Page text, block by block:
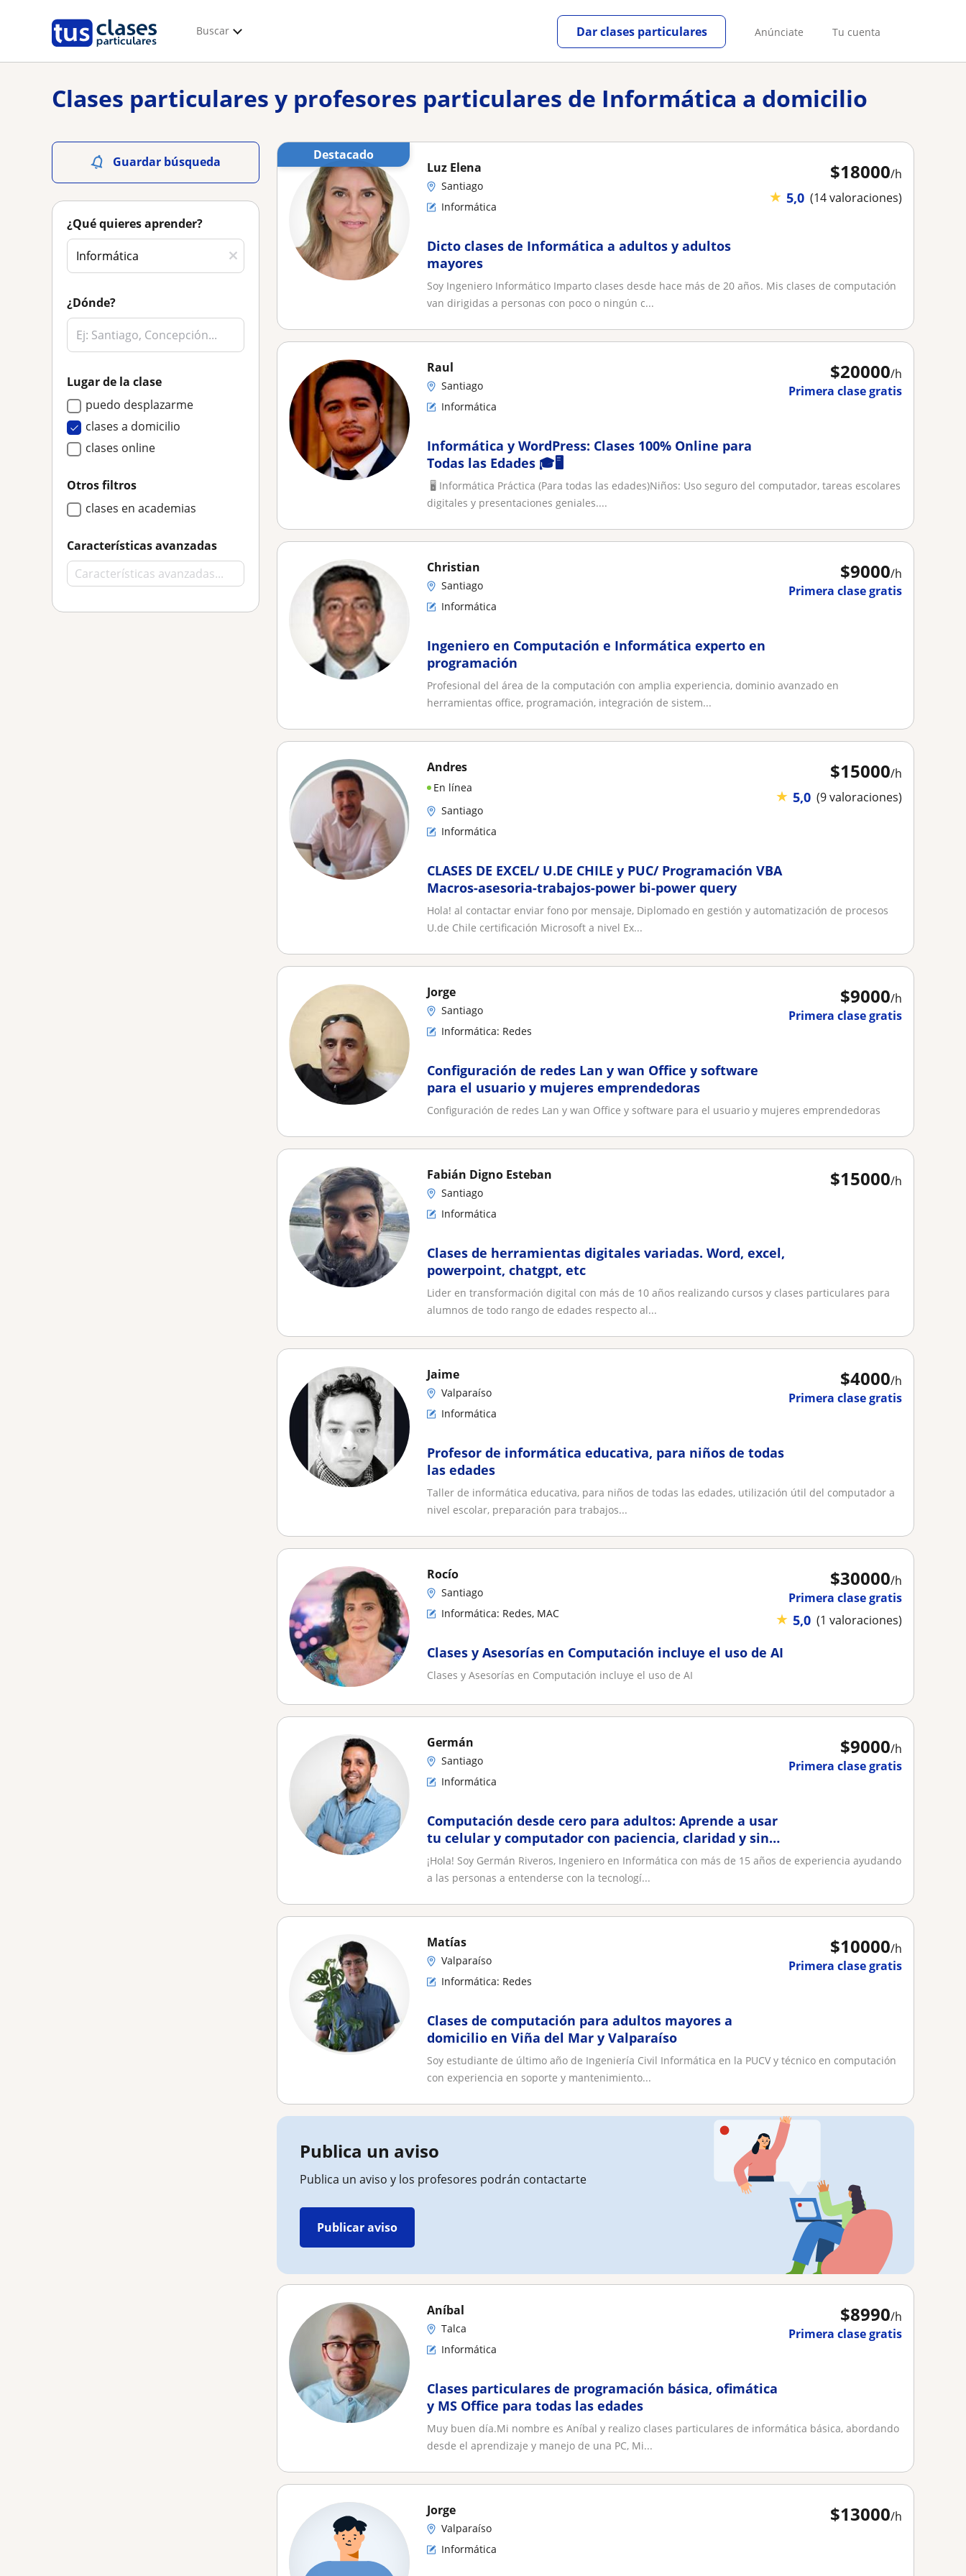
Buscar Anúnciate Tu cuenta
Dar clases particulares
Clases particulares y profesores particulares de Informática a domicilio
Guardar búsqueda
¿Qué quieres aprender?
¿Dónde?
Lugar de la clase
puedo desplazarme
clases a domicilio
clases online
Otros filtros
clases en academias
Características avanzadas
Destacado
$18000/h
★ 5,0 (14 valoraciones)
Luz Elena
Santiago
Informática
Dicto clases de Informática a adultos y adultos
mayores
Soy Ingeniero Informático Imparto clases desde hace más de 20 años. Mis clases de computación
van dirigidas a personas con poco o ningún c...
$20000/h
Primera clase gratis
Raul
Santiago
Informática
​Informática y WordPress: Clases 100% Online para
Todas las Edades 🎓🖥️
​ ​🖥️ Informática Práctica (Para todas las edades)​Niños: Uso seguro del computador, tareas escolares
digitales y presentaciones geniales....
$9000/h
Primera clase gratis
Christian
Santiago
Informática
Ingeniero en Computación e Informática experto en
programación
Profesional del área de la computación con amplia experiencia, dominio avanzado en
herramientas office, programación, integración de sistem...
$15000/h
★ 5,0 (9 valoraciones)
Andres
En línea
Santiago
Informática
CLASES DE EXCEL/ U.DE CHILE y PUC/ Programación VBA
Macros-asesoria-trabajos-power bi-power query
Hola! al contactar enviar fono por mensaje, Diplomado en gestión y automatización de procesos
U.de Chile certificación Microsoft a nivel Ex...
$9000/h
Primera clase gratis
Jorge
Santiago
Informática: Redes
Configuración de redes Lan y wan Office y software
para el usuario y mujeres emprendedoras
Configuración de redes Lan y wan Office y software para el usuario y mujeres emprendedoras
$15000/h
Fabián Digno Esteban
Santiago
Informática
Clases de herramientas digitales variadas. Word, excel,
powerpoint, chatgpt, etc
Lider en transformación digital con más de 10 años realizando cursos y clases particulares para
alumnos de todo rango de edades respecto al...
$4000/h
Primera clase gratis
Jaime
Valparaíso
Informática
Profesor de informática educativa, para niños de todas
las edades
Taller de informática educativa, para niños de todas las edades, utilización útil del computador a
nivel escolar, preparación para trabajos...
$30000/h
Primera clase gratis
★ 5,0 (1 valoraciones)
Rocío
Santiago
Informática: Redes, MAC
Clases y Asesorías en Computación incluye el uso de AI
Clases y Asesorías en Computación incluye el uso de AI
$9000/h
Primera clase gratis
Germán
Santiago
Informática
Computación desde cero para adultos: Aprende a usar
tu celular y computador con paciencia, claridad y sin
complicaciones
¡Hola! Soy Germán Riveros, Ingeniero en Informática con más de 15 años de experiencia ayudando
a las personas a entenderse con la tecnologí...
$10000/h
Primera clase gratis
Matías
Valparaíso
Informática: Redes
Clases de computación para adultos mayores a
domicilio en Viña del Mar y Valparaíso
Soy estudiante de último año de Ingeniería Civil Informática en la PUCV y técnico en computación
con experiencia en soporte y mantenimiento...
Publica un aviso
Publica un aviso y los profesores podrán contactarte
Publicar aviso
$8990/h
Primera clase gratis
Aníbal
Talca
Informática
Clases particulares de programación básica, ofimática
y MS Office para todas las edades
Muy buen día.Mi nombre es Aníbal y realizo clases particulares de informática básica, abordando
desde el aprendizaje y manejo de una PC, Mi...
$13000/h
Jorge
Valparaíso
Informática